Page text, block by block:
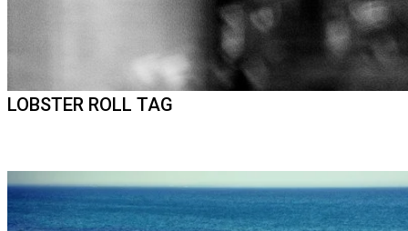
LOBSTER ROLL TAG